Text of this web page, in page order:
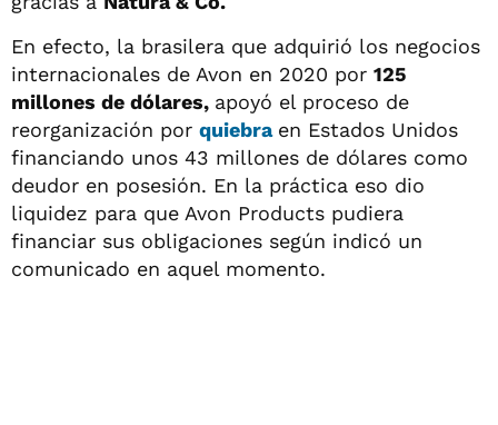
En efecto, la brasilera que adquirió los negocios
internacionales de Avon en 2020 por 125
millones de dólares, apoyó el proceso de
reorganización por quiebra en Estados Unidos
financiando unos 43 millones de dólares como
deudor en posesión. En la práctica eso dio
liquidez para que Avon Products pudiera
financiar sus obligaciones según indicó un
comunicado en aquel momento.